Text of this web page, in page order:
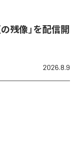
残像」を配信開
2026.8.9